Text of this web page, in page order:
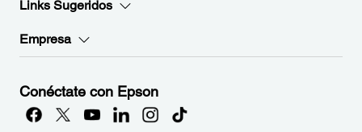
Links Sugeridos
Empresa
Conéctate con Epson